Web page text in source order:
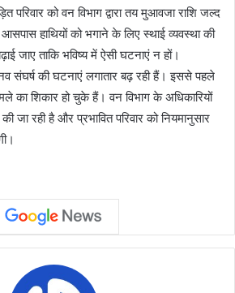
परिवार को वन विभाग द्वारा तय मुआवजा राशि जल्द
हाथियों को भगाने के लिए स्थाई व्यवस्था की
जाए ताकि भविष्य में ऐसी घटनाएं न हों।
संघर्ष की घटनाएं लगातार बढ़ रही हैं। इससे पहले
का शिकार हो चुके हैं। वन विभाग के अधिकारियों
जा रही है और प्रभावित परिवार को नियमानुसार